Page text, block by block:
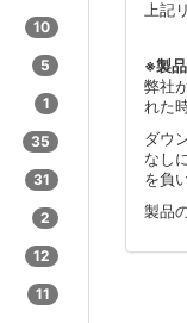
上記
※製
弊社
れた
ダウ
なし
を負
製品
10
5
1
35
31
2
12
11